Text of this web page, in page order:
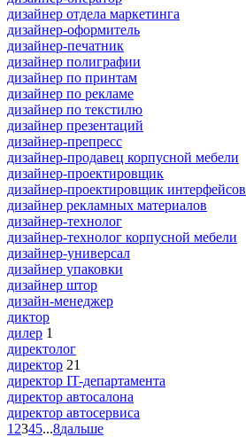
дизайнер отдела маркетинга
дизайнер-оформитель
дизайнер-печатник
дизайнер полиграфии
дизайнер по принтам
дизайнер по рекламе
дизайнер по текстилю
дизайнер презентаций
дизайнер-препресс
дизайнер-продавец корпусной мебели
дизайнер-проектировщик
дизайнер-проектировщик интерфейсов
дизайнер рекламных материалов
дизайнер-технолог
дизайнер-технолог корпусной мебели
дизайнер-универсал
дизайнер упаковки
дизайнер штор
дизайн-менеджер
диктор
дилер 1
директолог
директор 21
директор IT-департамента
директор автосалона
директор автосервиса
1 2345...8дальше